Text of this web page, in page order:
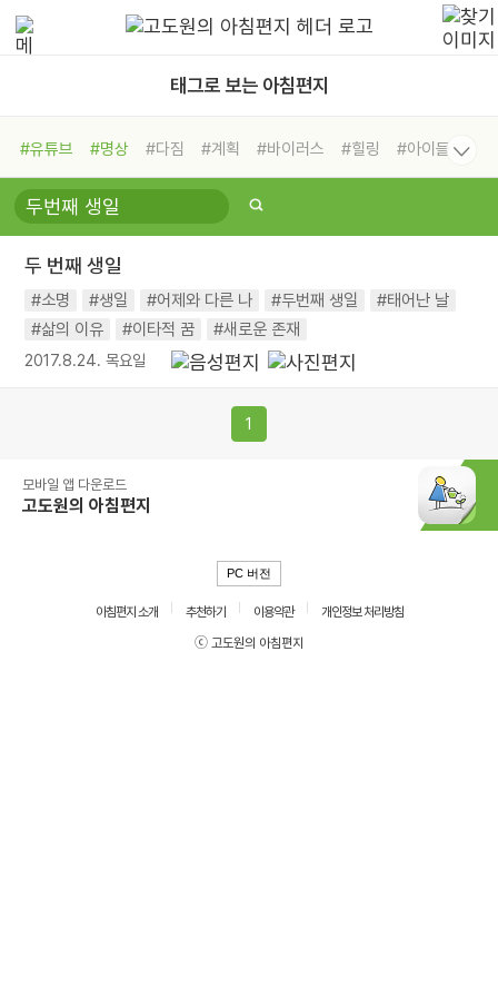
태그로 보는 아침편지
#유튜브 #명상 #다짐 #계획 #바이러스 #힐링
#아이들
#비전캠프
#독서캠프 #삶
#희망
#나눔 #친구 #링컨학교
#독서
#건강
두 번째 생일
#소명 #생일 #어제와 다른 나 #두번째 생일
#태어난 날
#삶의 이유
#이타적 꿈 #새로운 존재
2017.8.24. 목요일
1
모바일 앱 다운로드
고도원의 아침편지
PC 버전
아침편지 소개 추천하기 이용약관
개인정보 처리방침
ⓒ 고도원의 아침편지